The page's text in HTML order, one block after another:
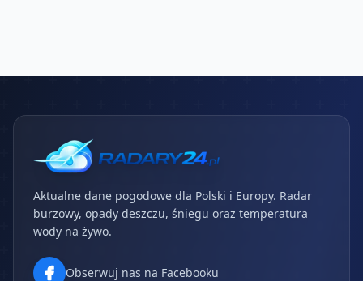
Aktualne dane pogodowe dla Polski i Europy. Radar
burzowy, opady deszczu, śniegu oraz temperatura
wody na żywo.
Obserwuj nas na Facebooku